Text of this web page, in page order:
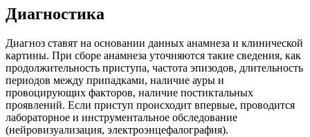
Диагностика
Диагноз ставят на основании данных анамнеза и клинической
картины. При сборе анамнеза уточняются такие сведения, как
продолжительность приступа, частота эпизодов, длительность
периодов между припадками, наличие ауры и
провоцирующих факторов, наличие постиктальных
проявлений. Если приступ происходит впервые, проводится
лабораторное и инструментальное обследование
(нейровизуализация, электроэнцефалография).